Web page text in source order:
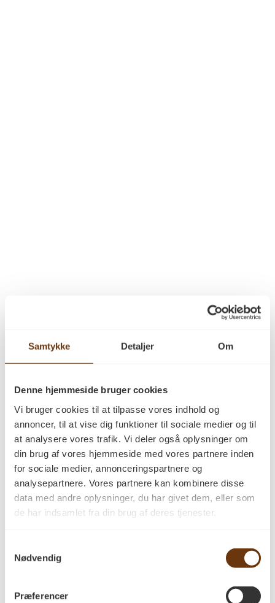
Samtykke Detaljer Om
Denne hjemmeside bruger cookies
Vi bruger cookies til at tilpasse vores indhold og
annoncer, til at vise dig funktioner til sociale medier og til
at analysere vores trafik. Vi deler også oplysninger om
din brug af vores hjemmeside med vores partnere inden
for sociale medier, annonceringspartnere og
analysepartnere. Vores partnere kan kombinere disse
data med andre oplysninger, du har givet dem, eller som
de har indsamlet fra din brug af deres tjenester.
Nødvendig
Præferencer
Hvorfor vælge et
massivt
plankegulv fra PA
Savværk